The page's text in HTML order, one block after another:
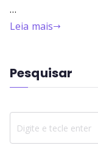
…
Leia mais
Pesquisar